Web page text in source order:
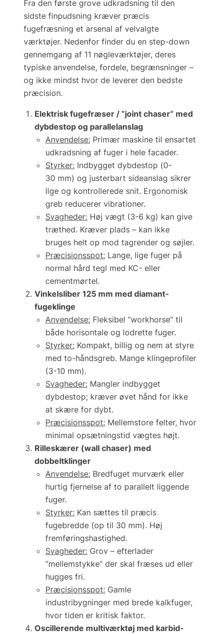
Fra den første grove udkradsning til den
sidste finpudsning kræver præcis
fugefræsning et arsenal af velvalgte
værktøjer. Nedenfor finder du en step-down
gennemgang af 11 nøgleværktøjer, deres
typiske anvendelse, fordele, begrænsninger –
og ikke mindst hvor de leverer den bedste
præcision.
Elektrisk fugefræser / “joint chaser” med
dybdestop og parallelanslag
Anvendelse: Primær maskine til ensartet
udkradsning af fuger i hele facader.
Styrker: Indbygget dybdestop (0-
30 mm) og justerbart sideanslag sikrer
lige og kontrollerede snit. Ergonomisk
greb reducerer vibrationer.
Svagheder: Høj vægt (3-6 kg) kan give
træthed. Kræver plads – kan ikke
bruges helt op mod tagrender og søjler.
Præcisionsspot: Lange, lige fuger på
normal hård tegl med KC- eller
cementmørtel.
Vinkelsliber 125 mm med diamant-
fugeklinge
Anvendelse: Fleksibel “workhorse” til
både horisontale og lodrette fuger.
Styrker: Kompakt, billig og nem at styre
med to-håndsgreb. Mange klingeprofiler
(3-10 mm).
Svagheder: Mangler indbygget
dybdestop; kræver øvet hånd for ikke
at skære for dybt.
Præcisionsspot: Mellemstore felter, hvor
minimal opsætningstid vægtes højt.
Rilleskærer (wall chaser) med
dobbeltklinger
Anvendelse: Bredfuget murværk eller
hurtig fjernelse af to parallelt liggende
fuger.
Styrker: Kan sættes til præcis
fugebredde (op til 30 mm). Høj
fremføringshastighed.
Svagheder: Grov – efterlader
“mellemstykke” der skal fræses ud eller
hugges fri.
Præcisionsspot: Gamle
industribygninger med brede kalkfuger,
hvor tiden er kritisk faktor.
Oscillerende multiværktøj med karbid-